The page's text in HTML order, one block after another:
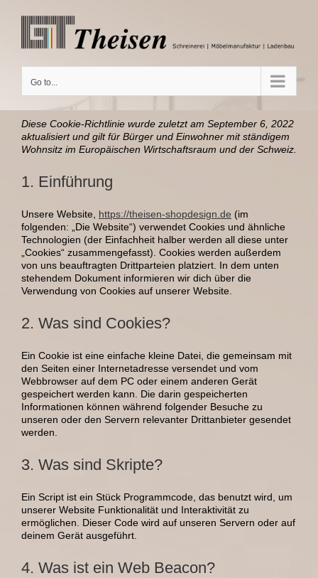
Go to...
Diese Cookie-Richtlinie wurde zuletzt am September 6, 2022
aktualisiert und gilt für Bürger und Einwohner mit ständigem
Wohnsitz im Europäischen Wirtschaftsraum und der Schweiz.
1. Einführung
Unsere Website, https://theisen-shopdesign.de (im
folgenden: „Die Website“) verwendet Cookies und ähnliche
Technologien (der Einfachheit halber werden all diese unter
„Cookies“ zusammengefasst). Cookies werden außerdem
von uns beauftragten Drittparteien platziert. In dem unten
stehendem Dokument informieren wir dich über die
Verwendung von Cookies auf unserer Website.
2. Was sind Cookies?
Ein Cookie ist eine einfache kleine Datei, die gemeinsam mit
den Seiten einer Internetadresse versendet und vom
Webbrowser auf dem PC oder einem anderen Gerät
gespeichert werden kann. Die darin gespeicherten
Informationen können während folgender Besuche zu
unseren oder den Servern relevanter Drittanbieter gesendet
werden.
3. Was sind Skripte?
Ein Script ist ein Stück Programmcode, das benutzt wird, um
unserer Website Funktionalität und Interaktivität zu
ermöglichen. Dieser Code wird auf unseren Servern oder auf
deinem Gerät ausgeführt.
4. Was ist ein Web Beacon?